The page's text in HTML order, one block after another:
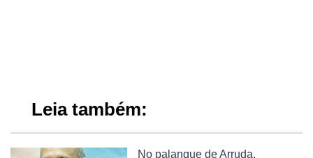
Leia também:
No palanque de Arruda,